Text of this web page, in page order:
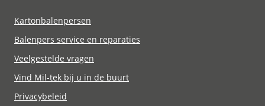
Kartonbalenpersen
Balenpers service en reparaties
Veelgestelde vragen
Vind Mil-tek bij u in de buurt
Privacybeleid